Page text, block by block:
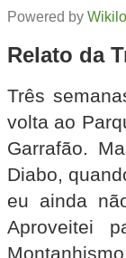
Powered by
Relato da
Três
volta ao
Garrafão.
Diabo,
eu ainda
Aproveitei